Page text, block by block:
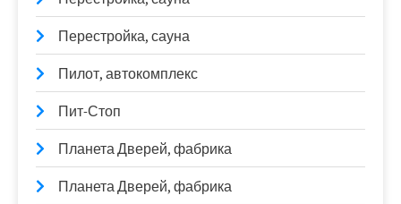
Перестройка, сауна
Пилот, автокомплекс
Пит-Стоп
Планета Дверей, фабрика
Планета Дверей, фабрика